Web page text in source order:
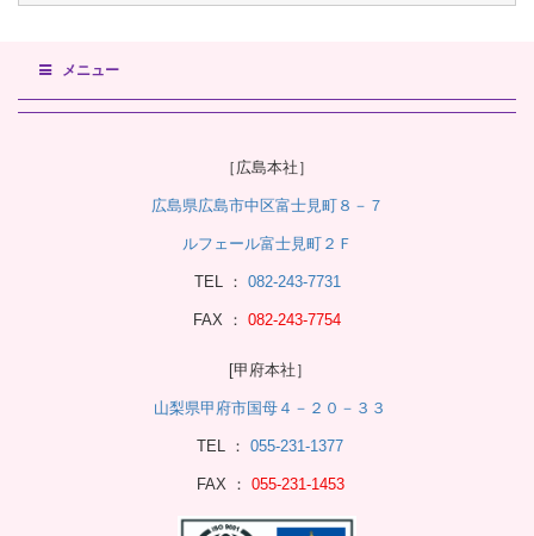
メニュー
［広島本社］
広島県広島市中区富士見町８－７
ルフェール富士見町２Ｆ
TEL ： 082-243-7731
FAX ： 082-243-7754
[甲府本社］
山梨県甲府市国母４－２０－３３
TEL ： 055-231-1377
FAX ： 055-231-1453